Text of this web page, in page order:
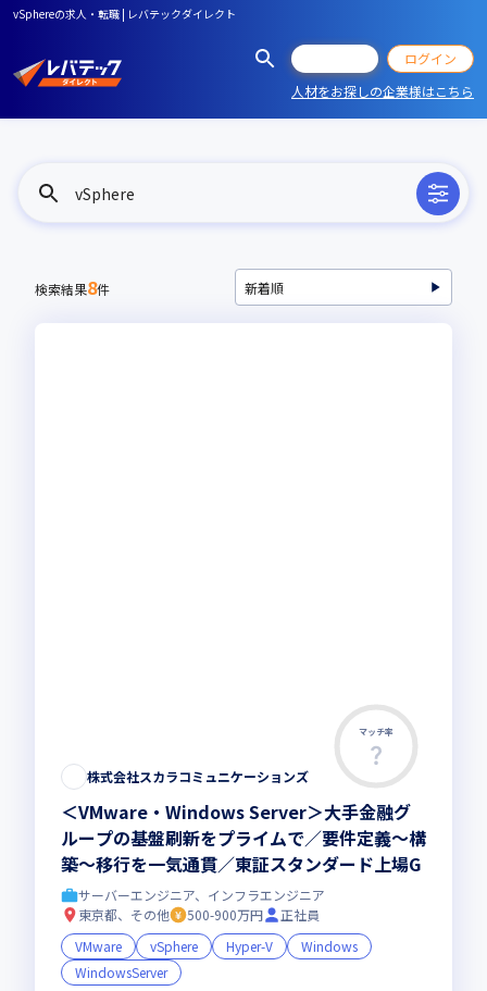
vSphereの求人・転職 | レバテックダイレクト
ログイン
人材をお探しの企業様はこちら
vSphere
検索結果8件
マッチ率
株式会社スカラコミュニケーションズ
＜VMware・Windows Server＞大手金融グ
ループの基盤刷新をプライムで／要件定義〜構
築〜移行を一気通貫／東証スタンダード上場G
サーバーエンジニア、インフラエンジニア
東京都、その他
500-900万円
正社員
VMware
vSphere Hyper-V
Windows
WindowsServer